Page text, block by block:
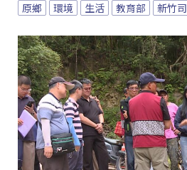
原鄉 環境 生活 教育部 新竹